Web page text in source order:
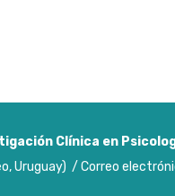
Clínica en
Uruguay) / Correo